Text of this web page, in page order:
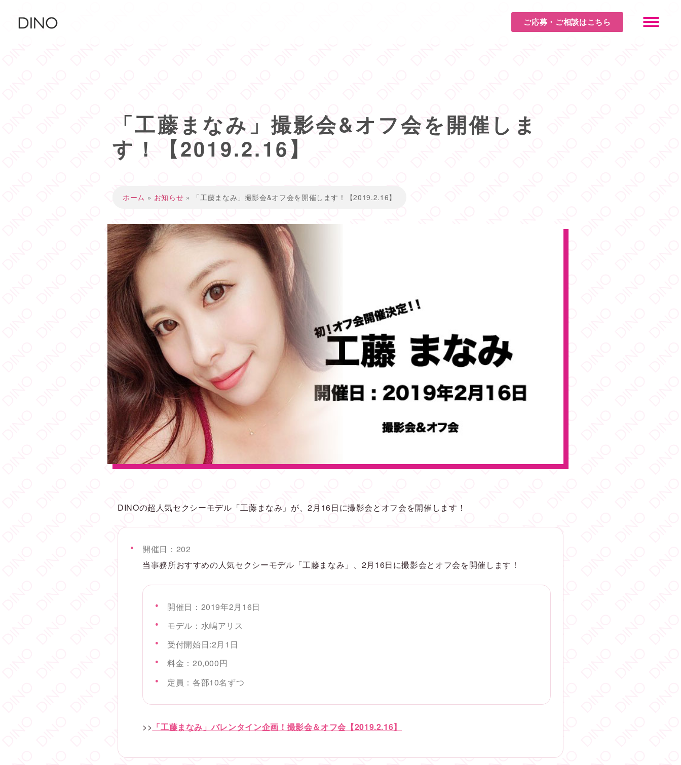
ご応募・ご相談はこちら
「工藤まなみ」撮影会&オフ会を開催しま
す！【2019.2.16】
ホーム » お知らせ » 「工藤まなみ」撮影会&オフ会を開催します！【2019.2.16】
DINOの超人気セクシーモデル「工藤まなみ」が、2月16日に撮影会とオフ会を開催します！
開催日：202
当事務所おすすめの人気セクシーモデル「工藤まなみ」、2月16日に撮影会とオフ会を開催します！
開催日：2019年2月16日
モデル：水嶋アリス
受付開始日:2月1日
料金：20,000円
定員：各部10名ずつ
>> 「工藤まなみ」バレンタイン企画！撮影会＆オフ会【2019.2.16】